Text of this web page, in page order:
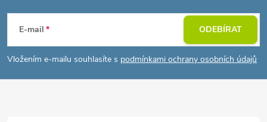
p
a
E-mail
Vložením e-mailu souhlasíte s podmínkami ochrany osobních údajů
ODEBÍRAT